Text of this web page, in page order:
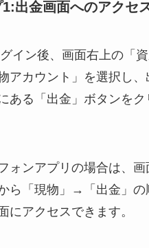
出金画面へのアクセ
イン後、画面右上の「
アカウント」を選択し、
ある「出金」ボタンをク
ォンアプリの場合は、
ら「現物」→「出金」の
にアクセスできます。